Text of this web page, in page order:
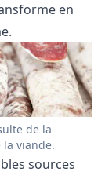
en
de la
viande.
sources